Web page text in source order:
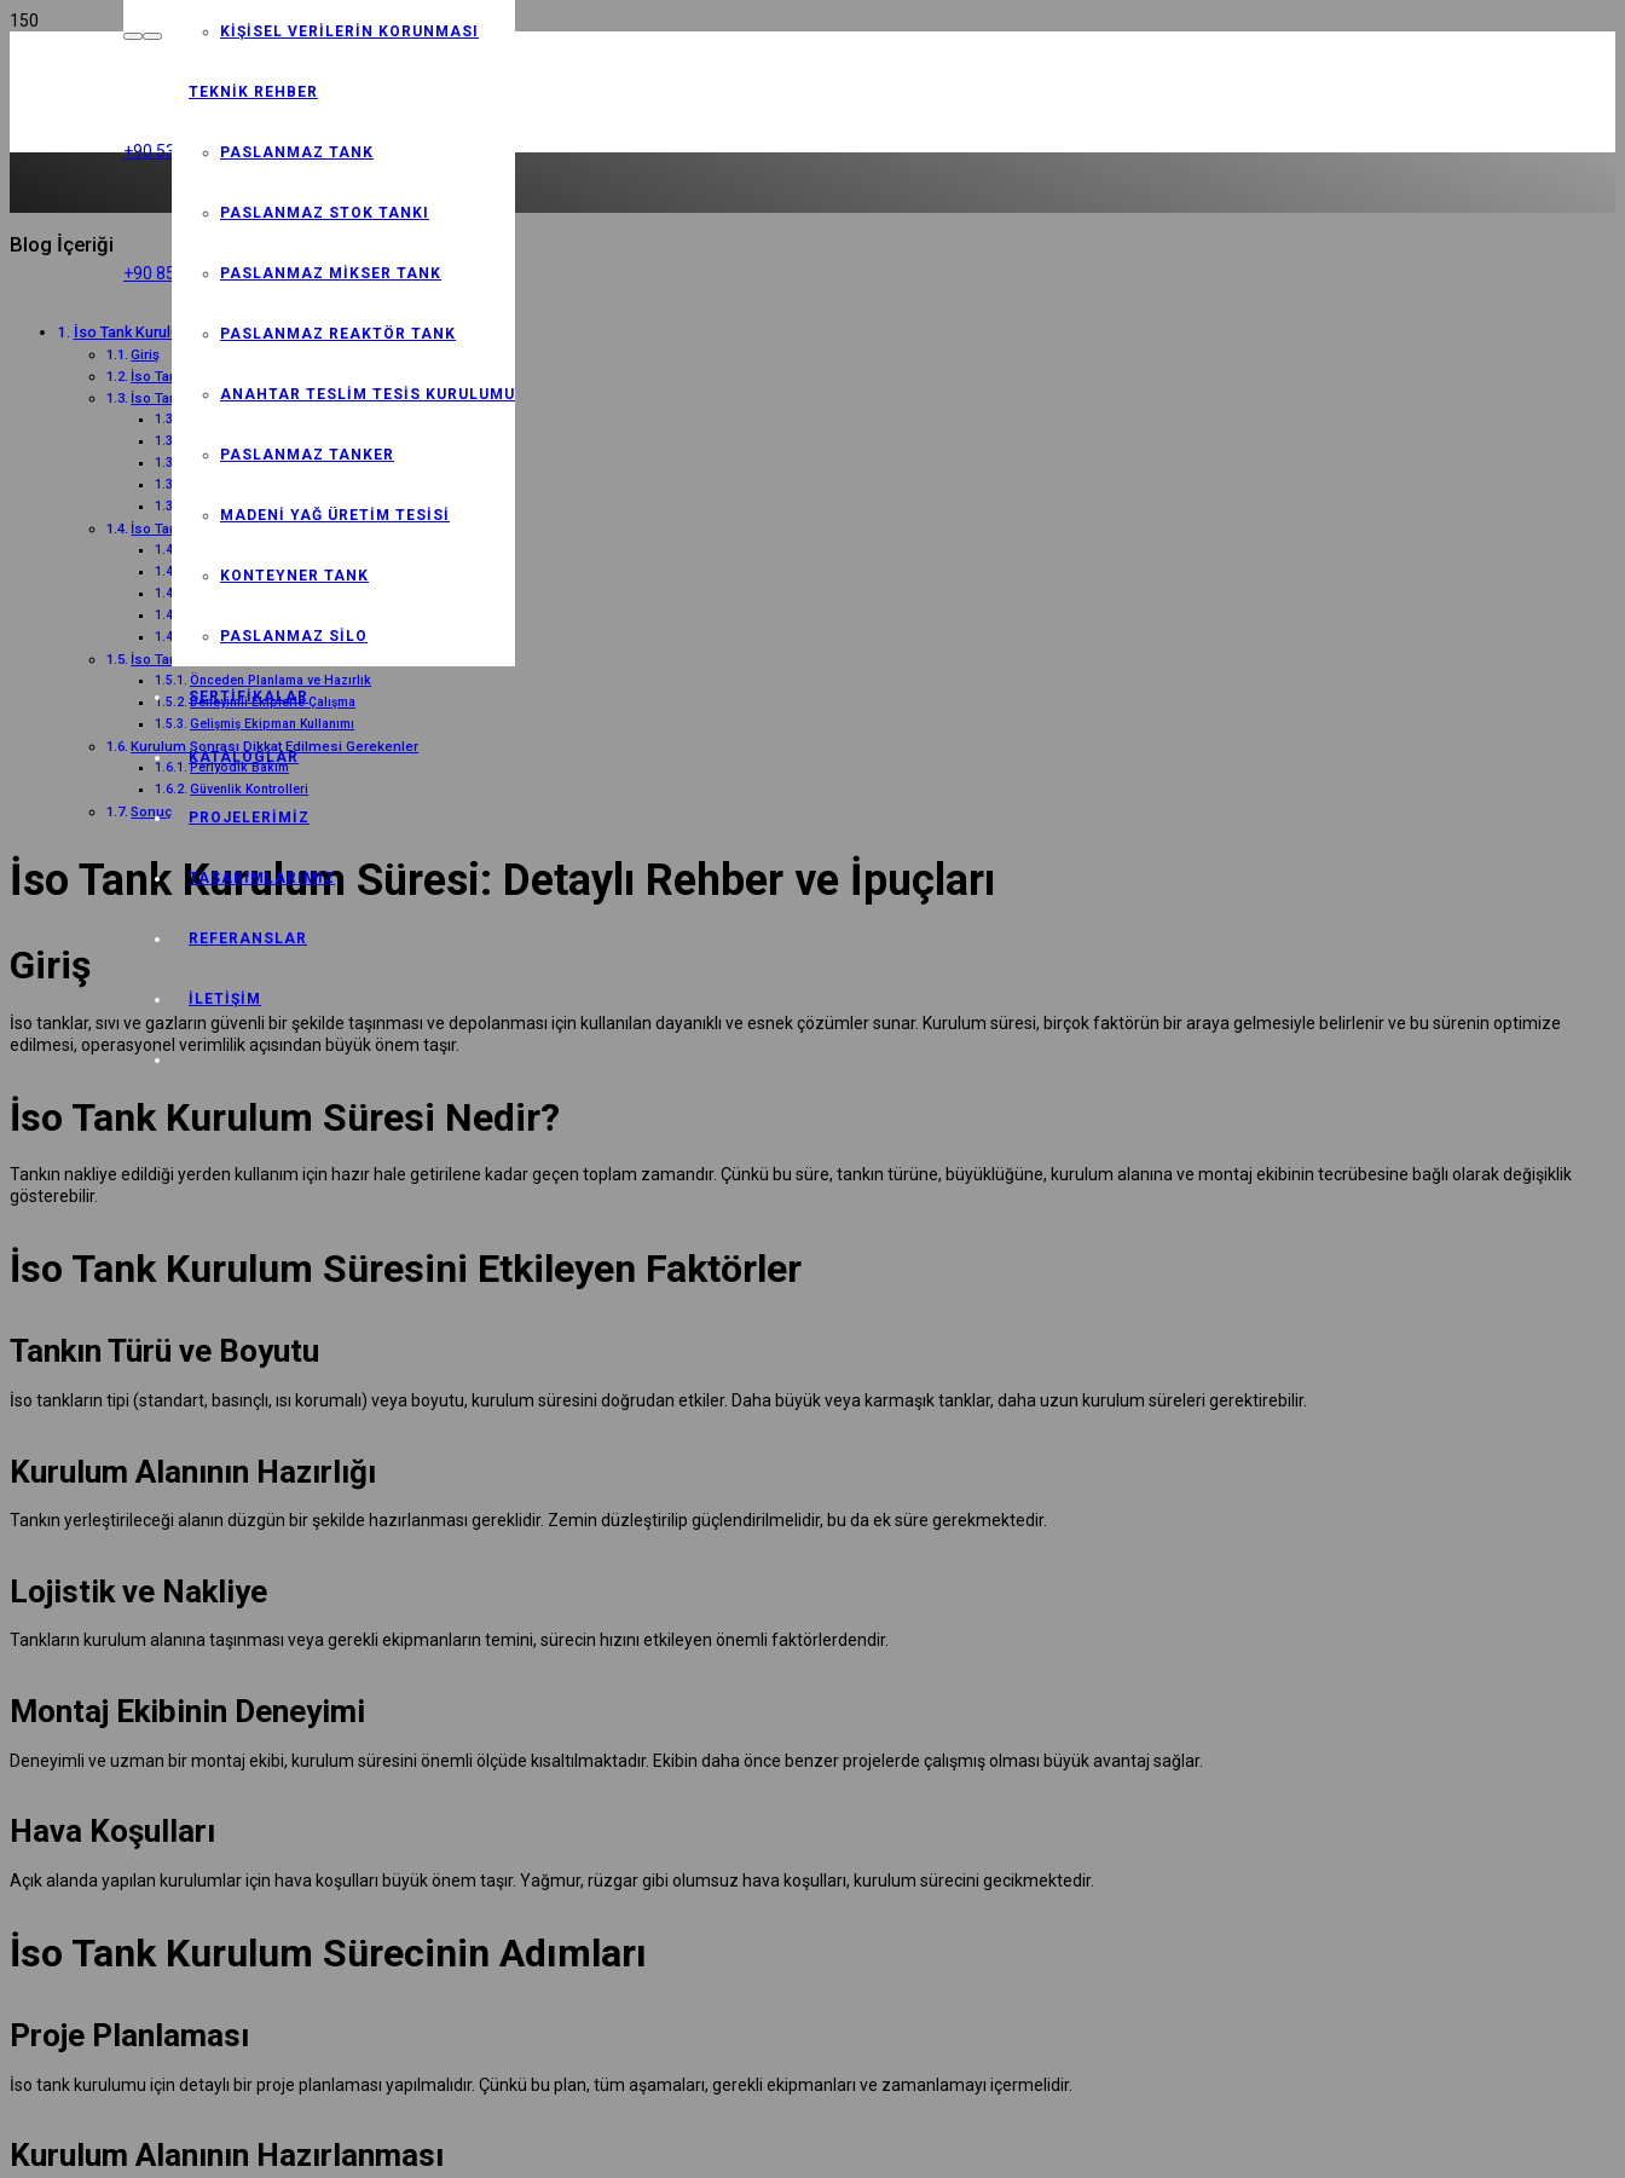
+90 535 833 85 77 -(SALES -SATIŞ)
+90 850 532 74 66 (RH NO)
KIŞISEL VERILERIN KORUNMASI
TEKNIK REHBER
PASLANMAZ TANK
PASLANMAZ STOK TANKI
PASLANMAZ MIKSER TANK
PASLANMAZ REAKTÖR TANK
ANAHTAR TESLIM TESIS KURULUMU
PASLANMAZ TANKER
MADENI YAĞ ÜRETIM TESISI
KONTEYNER TANK
PASLANMAZ SILO
SERTIFIKALAR
KATALOGLAR
PROJELERIMIZ
TASARIMLARIMIZ
REFERANSLAR
İLETIŞIM
Blog İçeriği
İso Tank Kurulum Süresi: Detaylı Rehber ve İpuçları
Giriş
İso Tank Kurulum Süresi Nedir?
İso Tank Kurulum Süresini Etkileyen Faktörler
Lojistik ve Nakliye
İso Tank Kurulum Sürecinin Adımları
Kurulum Alanının Hazırlanması
Test ve Onaylama
İso Tank Kurulum Süresini Kısaltmanın Yolları
Önceden Planlama ve Hazırlık
Deneyimli Ekiplerle Çalışma
Gelişmiş Ekipman Kullanımı
Kurulum Sonrası Dikkat Edilmesi Gerekenler
Periyodik Bakım
Güvenlik Kontrolleri
Sonuç
İso Tank Kurulum Süresi: Detaylı Rehber ve İpuçları
Giriş
İso tanklar, sıvı ve gazların güvenli bir şekilde taşınması ve depolanması için kullanılan dayanıklı ve esnek çözümler sunar. Kurulum süresi, birçok faktörün bir araya gelmesiyle belirlenir ve bu sürenin optimize
edilmesi, operasyonel verimlilik açısından büyük önem taşır.
İso Tank Kurulum Süresi Nedir?
Tankın nakliye edildiği yerden kullanım için hazır hale getirilene kadar geçen toplam zamandır. Çünkü bu süre, tankın türüne, büyüklüğüne, kurulum alanına ve montaj ekibinin tecrübesine bağlı olarak değişiklik
gösterebilir.
İso Tank Kurulum Süresini Etkileyen Faktörler
Tankın Türü ve Boyutu
İso tankların tipi (standart, basınçlı, ısı korumalı) veya boyutu, kurulum süresini doğrudan etkiler. Daha büyük veya karmaşık tanklar, daha uzun kurulum süreleri gerektirebilir.
Kurulum Alanının Hazırlığı
Tankın yerleştirileceği alanın düzgün bir şekilde hazırlanması gereklidir. Zemin düzleştirilip güçlendirilmelidir, bu da ek süre gerekmektedir.
Lojistik ve Nakliye
Tankların kurulum alanına taşınması veya gerekli ekipmanların temini, sürecin hızını etkileyen önemli faktörlerdendir.
Montaj Ekibinin Deneyimi
Deneyimli ve uzman bir montaj ekibi, kurulum süresini önemli ölçüde kısaltılmaktadır. Ekibin daha önce benzer projelerde çalışmış olması büyük avantaj sağlar.
Hava Koşulları
Açık alanda yapılan kurulumlar için hava koşulları büyük önem taşır. Yağmur, rüzgar gibi olumsuz hava koşulları, kurulum sürecini gecikmektedir.
İso Tank Kurulum Sürecinin Adımları
Proje Planlaması
İso tank kurulumu için detaylı bir proje planlaması yapılmalıdır. Çünkü bu plan, tüm aşamaları, gerekli ekipmanları ve zamanlamayı içermelidir.
Kurulum Alanının Hazırlanması